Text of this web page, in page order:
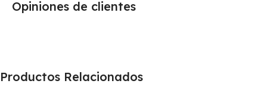
Opiniones de clientes
Productos Relacionados